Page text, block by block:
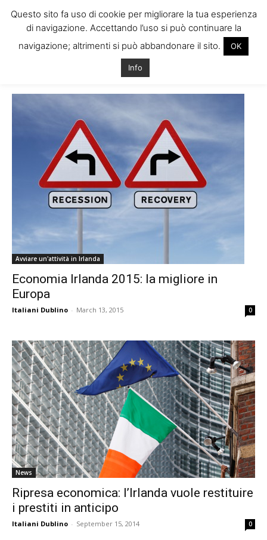
Tag: ripresa economica irlanda
Avviare un'attività in Irlanda
Economia Irlanda 2015: la migliore in
Europa
Italiani Dublino - March 13, 2015 0
News
Ripresa economica: l’Irlanda vuole restituire
i prestiti in anticipo
Italiani Dublino - September 15, 2014 0
Questo sito fa uso di cookie per migliorare la tua esperienza
di navigazione. Accettando l’uso si può continuare la
navigazione; altrimenti si può abbandonare il sito.
OK
Info